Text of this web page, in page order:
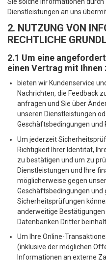
Dienstleistungen an uns
2. NUTZUNG VON
RECHTLICHE
2.1 Um eine
einen Vertrag mit Ihnen
bieten wir Kundenservice
Nachrichten, die Feedback
anfragen und Sie über
unseren Dienstleistungen
Geschäftsbedingungen und
Um jederzeit
Richtigkeit Ihrer Identität,
zu bestätigen und um zu
Dienstleistungen und Ihre
möglicherweise gegen
Geschäftsbedingungen und
Sicherheitsprüfungen
anderweitige
Datenbanken Dritter
Um Ihre Online-
(inklusive der möglichen
Informationen an externe